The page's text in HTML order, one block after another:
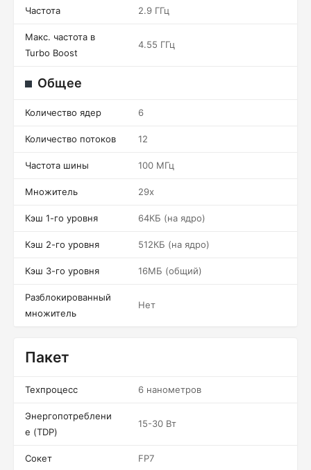
Частота 2.9 ГГц
Макс. частота в
Turbo Boost
4.55 ГГц
Общее
Количество ядер 6
Количество потоков 12
Частота шины 100 МГц
Множитель 29x
Кэш 1-го уровня 64КБ (на ядро)
Кэш 2-го уровня 512КБ (на ядро)
Кэш 3-го уровня 16МБ (общий)
Разблокированный
множитель
Нет
Пакет
Техпроцесс 6 нанометров
Энергопотреблени
е (TDP)
15-30 Вт
Сокет FP7